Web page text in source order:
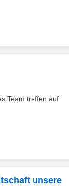
Team treffen auf
unsere